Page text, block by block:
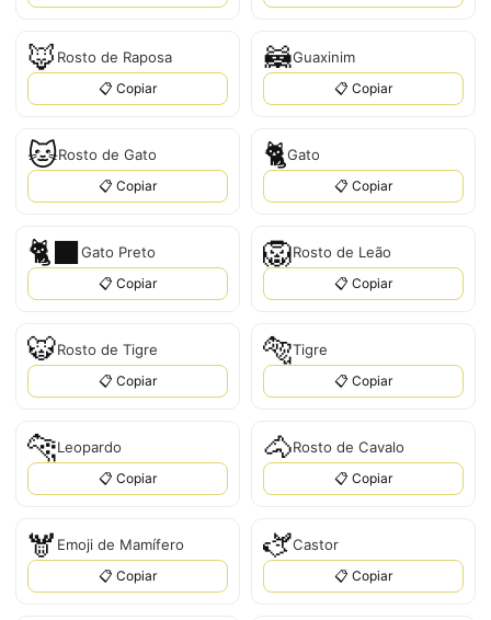
🦊 Rosto de Raposa
📋 Copiar
🦝Guaxinim
📋 Copiar
🐱Rosto de Gato
📋 Copiar
🐈Gato
📋 Copiar
🐈‍⬛Gato Preto
📋 Copiar
🦁Rosto de Leão
📋 Copiar
🐯Rosto de Tigre
📋 Copiar
🐅Tigre
📋 Copiar
🐆Leopardo
📋 Copiar
🐴Rosto de Cavalo
📋 Copiar
🫎 Emoji de Mamífero
📋 Copiar
🫏Castor
📋 Copiar